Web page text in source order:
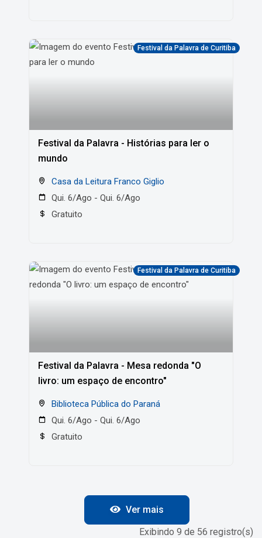
Festival da Palavra de Curitiba
Festival da Palavra - Histórias para ler o
mundo
Casa da Leitura Franco Giglio
Qui. 6/Ago - Qui. 6/Ago
Gratuito
Festival da Palavra de Curitiba
Festival da Palavra - Mesa redonda "O
livro: um espaço de encontro"
Biblioteca Pública do Paraná
Qui. 6/Ago - Qui. 6/Ago
Gratuito
Ver mais
Exibindo 9 de 56 registro(s)